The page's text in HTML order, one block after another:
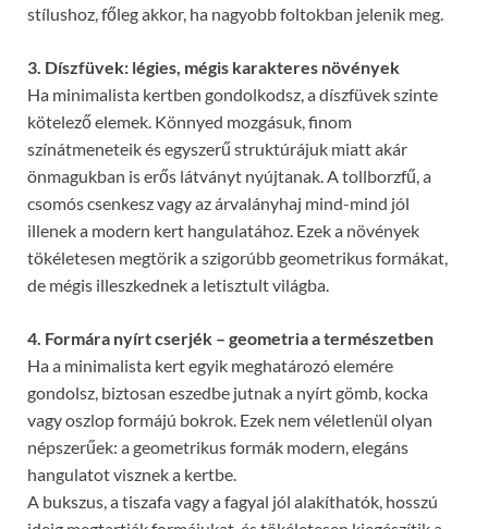
stílushoz, főleg akkor, ha nagyobb foltokban jelenik meg.
3. Díszfüvek: légies, mégis karakteres növények
Ha minimalista kertben gondolkodsz, a díszfüvek szinte
kötelező elemek. Könnyed mozgásuk, finom
színátmeneteik és egyszerű struktúrájuk miatt akár
önmagukban is erős látványt nyújtanak. A tollborzfű, a
csomós csenkesz vagy az árvalányhaj mind-mind jól
illenek a modern kert hangulatához. Ezek a növények
tökéletesen megtörik a szigorúbb geometrikus formákat,
de mégis illeszkednek a letisztult világba.
4. Formára nyírt cserjék – geometria a természetben
Ha a minimalista kert egyik meghatározó elemére
gondolsz, biztosan eszedbe jutnak a nyírt gömb, kocka
vagy oszlop formájú bokrok. Ezek nem véletlenül olyan
népszerűek: a geometrikus formák modern, elegáns
hangulatot visznek a kertbe.
A bukszus, a tiszafa vagy a fagyal jól alakíthatók, hosszú